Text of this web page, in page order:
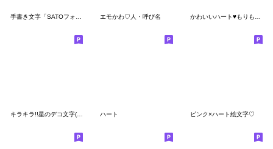
エモかわ♡人・呼び名
キラキラ!!星のデコ文字(青色) ハート ピンク×ハート絵文字♡